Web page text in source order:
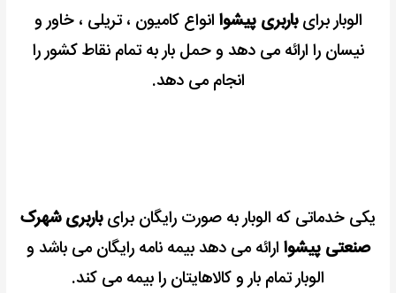
الوبار برایباربری پیشوا انواع کامیون ، تریلی ، خاور و
نیسان را ارائه می دهد و حمل بار به تمام نقاط کشور را
انجام می دهد.
یکی خدماتی که الوبار به صورت رایگان برایباربری شهرک
صنعتی پیشوا ارائه می دهد بیمه نامه رایگان می باشد و
الوبار تمام بار و کالاهایتان را بیمه می کند.